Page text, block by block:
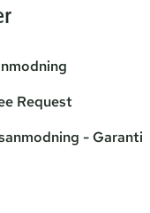
Request
- Garanti